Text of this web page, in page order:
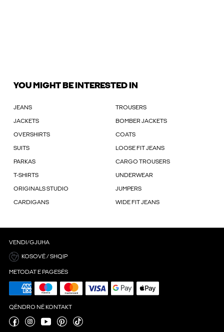
YOU MIGHT BE INTERESTED IN
JEANS TROUSERS
JACKETS BOMBER JACKETS
OVERSHIRTS COATS
SUITS LOOSE FIT JEANS
PARKAS CARGO TROUSERS
T-SHIRTS UNDERWEAR
ORIGINALS STUDIO JUMPERS
CARDIGANS WIDE FIT JEANS
VENDI/GJUHA
KOSOVË / SHQIP
METODAT E PAGESËS
QËNDRO NË KONTAKT